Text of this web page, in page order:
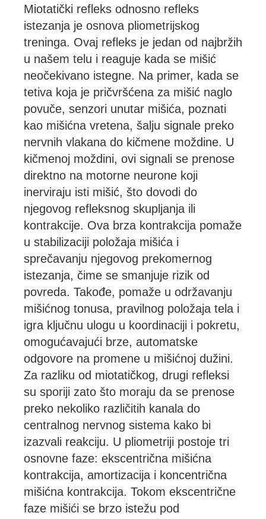
Miotatički refleks odnosno refleks
istezanja je osnova pliometrijskog
treninga. Ovaj refleks je jedan od najbržih
u našem telu i reaguje kada se mišić
neočekivano istegne. Na primer, kada se
tetiva koja je pričvršćena za mišić naglo
povuče, senzori unutar mišića, poznati
kao mišićna vretena, šalju signale preko
nervnih vlakana do kičmene moždine. U
kičmenoj moždini, ovi signali se prenose
direktno na motorne neurone koji
inerviraju isti mišić, što dovodi do
njegovog refleksnog skupljanja ili
kontrakcije. Ova brza kontrakcija pomaže
u stabilizaciji položaja mišića i
sprečavanju njegovog prekomernog
istezanja, čime se smanjuje rizik od
povreda. Takođe, pomaže u održavanju
mišićnog tonusa, pravilnog položaja tela i
igra ključnu ulogu u koordinaciji i pokretu,
omogućavajući brze, automatske
odgovore na promene u mišićnoj dužini.
Za razliku od miotatičkog, drugi refleksi
su sporiji zato što moraju da se prenose
preko nekoliko različitih kanala do
centralnog nervnog sistema kako bi
izazvali reakciju. U pliometriji postoje tri
osnovne faze: ekscentrična mišićna
kontrakcija, amortizacija i koncentrična
mišićna kontrakcija. Tokom ekscentrične
faze mišići se brzo istežu pod